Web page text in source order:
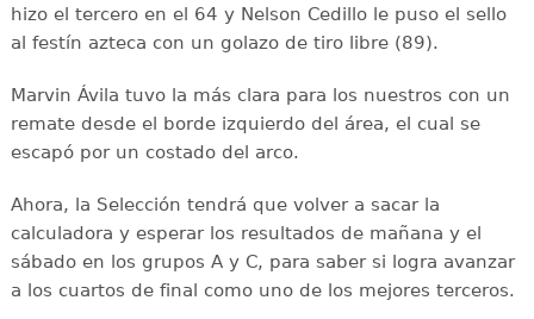
hizo el tercero en el 64 y Nelson Cedillo le puso el sello
al festín azteca con un golazo de tiro libre (89).
Marvin Ávila tuvo la más clara para los nuestros con un
remate desde el borde izquierdo del área, el cual se
escapó por un costado del arco.
Ahora, la Selección tendrá que volver a sacar la
calculadora y esperar los resultados de mañana y el
sábado en los grupos A y C, para saber si logra avanzar
a los cuartos de final como uno de los mejores terceros.